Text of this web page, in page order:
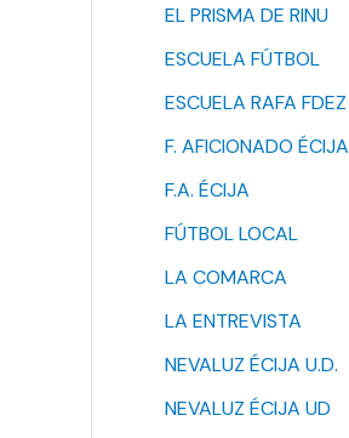
EL PRISMA DE RINU
ESCUELA FÚTBOL
ESCUELA RAFA FDEZ
F. AFICIONADO ÉCIJA
F.A. ÉCIJA
FÚTBOL LOCAL
LA COMARCA
LA ENTREVISTA
NEVALUZ ÉCIJA U.D.
NEVALUZ ÉCIJA UD